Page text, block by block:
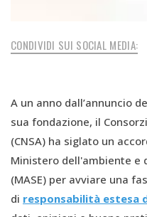
CONDIVIDI SUI SOCIAL MEDIA:
A un anno dall’annuncio
sua fondazione, il
(CNSA) ha siglato un
Ministero dell'ambiente e
(MASE) per avviare una
di responsabilità estesa